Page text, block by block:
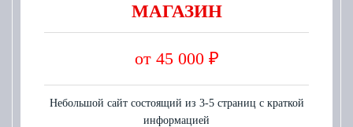
МАГАЗИН
от 45 000 ₽
Небольшой сайт состоящий из 3-5 страниц с краткой
информацией